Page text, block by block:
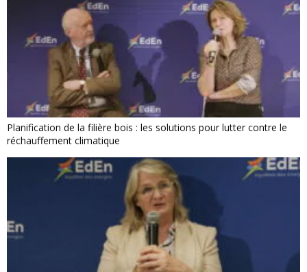
Planification de la filière bois : les solutions pour lutter contre le
réchauffement climatique